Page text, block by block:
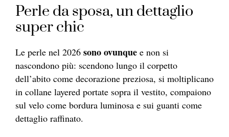
Perle da sposa, un dettaglio
super chic
Le perle nel 2026 sono ovunque e non si
nascondono più: scendono lungo il corpetto
dell’abito come decorazione preziosa, si moltiplicano
in collane layered portate sopra il vestito, compaiono
sul velo come bordura luminosa e sui guanti come
dettaglio raffinato.